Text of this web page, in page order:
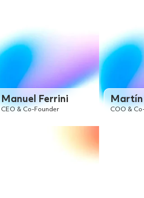
Manuel Ferrini
CEO & Co-Founder
Martín
COO &